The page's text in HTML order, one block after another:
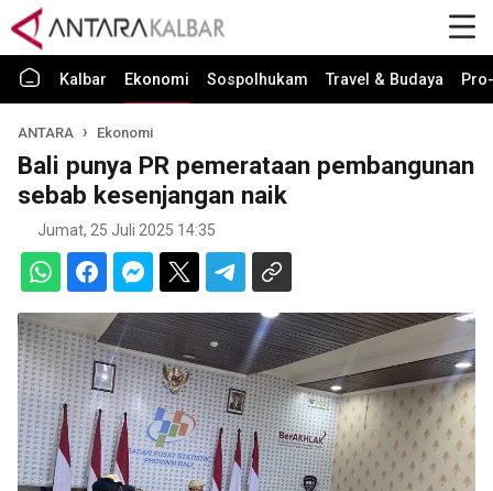
Kalbar Ekonomi Sospolhukam Travel & Budaya
ANTARA Ekonomi
Bali punya PR pemerataan pembangunan
sebab kesenjangan naik
Jumat, 25 Juli 2025 14:35